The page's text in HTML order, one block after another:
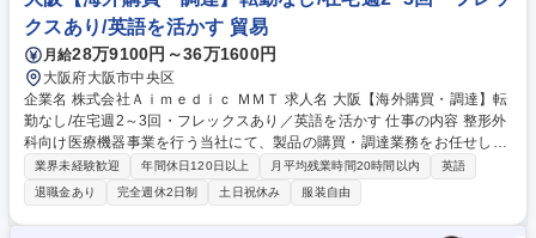
画など、コンテンツの掲載運用等 募集職種 【YouTubeの企画運用】世界
的キャラクターの魅力発信！英語力を活かせる環境
クスあり/英語を活かす 貿易
月給28万9100円～36万1600円
大阪府大阪市中央区
企業名 株式会社Ａｉｍｅｄｉｃ ＭＭＴ 求人名 大阪【海外購買・調達】転
勤なし/在宅週2～3回・フレックスあり／英語を活かす 仕事の内容 整形外
科向け医療機器事業を行う当社にて、製品の購買・調達業務をお任せしま
す。具体的には需要予測に基づく発注計画の策定、国内外（欧米等）のサ
プライヤーとの納期管理や価格交渉、輸出入関連業務です。 ■Excelを用
いたデータ分析による需要予測、適正在庫管理、発注手配 ■国内および欧
米（欧州・米国）の製造委託先との納期管理・調整 ■新規委託先の探索、
業界未経験歓迎 年間休日120日以上 月平均残業時間20時間以内
英語
退職金あり
完全週休2日制 土日祝休み 服装自由